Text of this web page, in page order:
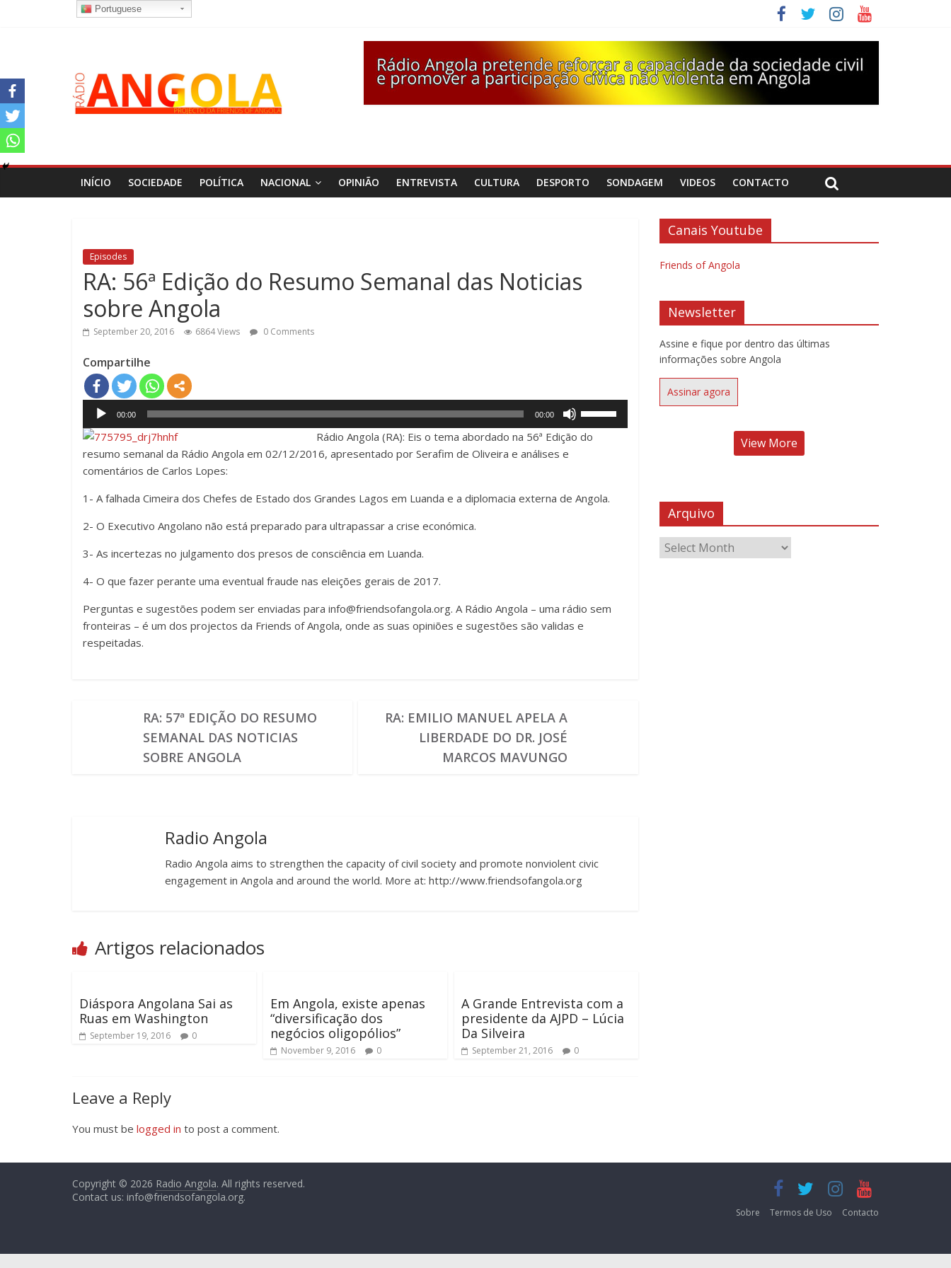
INÍCIO SOCIEDADE POLÍTICA NACIONAL OPINIÃO ENTREVISTA CULTURA DESPORTO SONDAGEM VIDEOS CONTACTO
Episodes
RA: 56ª Edição do Resumo Semanal das Noticias
sobre Angola
September 20, 2016 6864 Views 0 Comments
Compartilhe
Audio
Player
00:00 00:00
Up/Down
Arrow
increase
Rádio Angola (RA): Eis o tema abordado na 56ª Edição do
resumo semanal da Rádio Angola em 02/12/2016, apresentado por Serafim de Oliveira e análises e
comentários de Carlos Lopes:
1- A falhada Cimeira dos Chefes de Estado dos Grandes Lagos em Luanda e a diplomacia externa de Angola.
2- O Executivo Angolano não está preparado para ultrapassar a crise económica.
3- As incertezas no julgamento dos presos de consciência em Luanda.
4- O que fazer perante uma eventual fraude nas eleições gerais de 2017.
Perguntas e sugestões podem ser enviadas para info@friendsofangola.org. A Rádio Angola – uma rádio sem
fronteiras – é um dos projectos da Friends of Angola, onde as suas opiniões e sugestões são validas e
respeitadas.
RA: 57ª EDIÇÃO DO RESUMO
SEMANAL DAS NOTICIAS
SOBRE ANGOLA
RA: EMILIO MANUEL APELA A
LIBERDADE DO DR. JOSÉ
MARCOS MAVUNGO
Radio Angola
Radio Angola aims to strengthen the capacity of civil society and promote nonviolent civic
engagement in Angola and around the world. More at: http://www.friendsofangola.org
Artigos relacionados
Diáspora Angolana Sai as
Ruas em Washington
September 19, 2016 0
Em Angola, existe apenas
“diversificação dos
negócios oligopólios”
November 9, 2016 0
A Grande Entrevista com a
presidente da AJPD – Lúcia
Da Silveira
September 21, 2016 0
Leave a Reply
You must be logged in to post a comment.
Canais Youtube
Friends of Angola
Newsletter
Assine e fique por dentro das últimas
informações sobre Angola
Assinar agora
View More
Arquivo
Sobre Termos de Uso Contacto
Copyright © 2026 Radio Angola. All rights reserved.
Contact us: info@friendsofangola.org.
Portuguese